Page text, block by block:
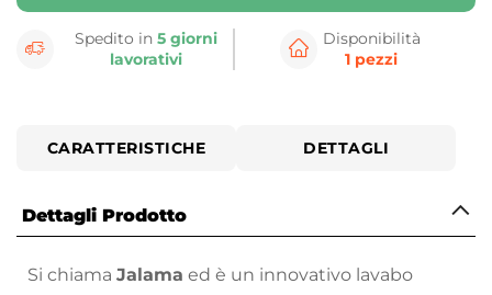
Spedito in5 giorni
lavorativi
Disponibilità
1 pezzi
CARATTERISTICHE DETTAGLI
Dettagli Prodotto
Si chiama Jalama ed è un innovativo lavabo